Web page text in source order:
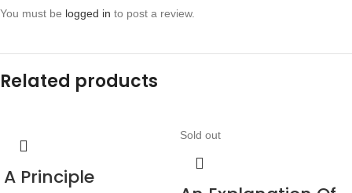
You must be logged in to post a review.
Related products
A Principle
Sold out